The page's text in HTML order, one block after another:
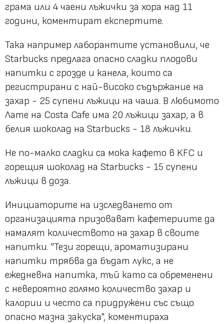
грама или 4 чаени лъжички за хора над 11
години, коментират експертите.
Така например лаборантите установили, че
Starbucks предлага опасно сладки плодови
напитки с грозде и канела, които са
регистрирани с най-високо съдържание на
захар - 25 супени лъжици на чаша. В любимото
Лате на Costa Cafe има 20 лъжици захар, а в
белия шоколад на Starbucks - 18 лъжички.
Не по-малко сладки са мока кафето в KFC и
горещия шоколад на Starbucks - 15 супени
лъжици в доза.
Инициаторите на изследването от
организацията призовават кафетериите да
намалят количеството на захар в своите
напитки. "Тези горещи, ароматизирани
напитки трябва да бъдат лукс, а не
ежедневна напитка, тъй като са обременени
с невероятно голямо количество захар и
калории и често са придружени със също
опасно мазна закуска", коментираха